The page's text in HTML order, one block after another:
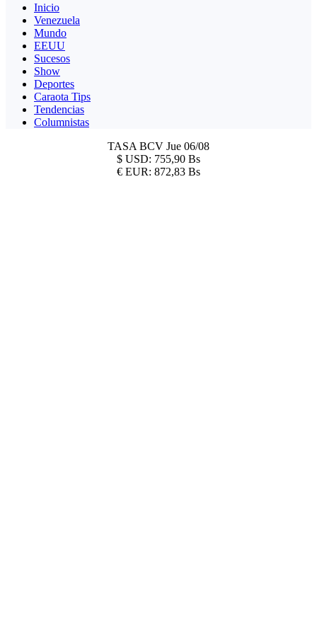
Inicio
Venezuela
Mundo
EEUU
Sucesos
Show
Deportes
Caraota Tips
Tendencias
Columnistas
TASA BCV Jue 06/08
$ USD: 755,90 Bs
€ EUR: 872,83 Bs